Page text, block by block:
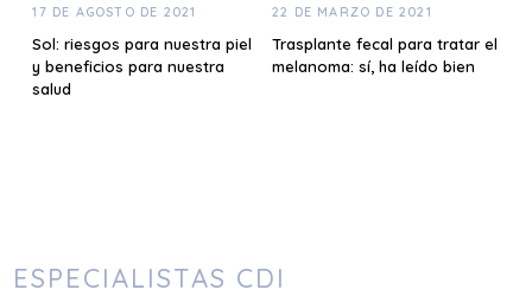
17 DE AGOSTO DE 2021
Sol: riesgos para nuestra piel
y beneficios para nuestra
salud
22 DE MARZO DE 2021
Trasplante fecal para tratar el
melanoma: sí, ha leído bien
ESPECIALISTAS CDI